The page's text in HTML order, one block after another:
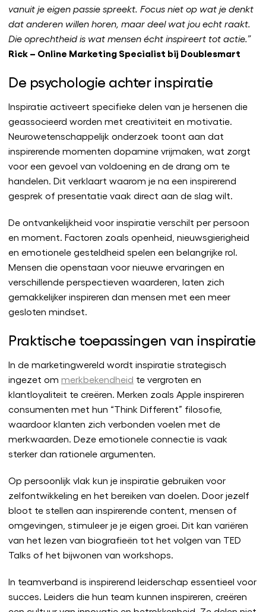
vanuit je eigen passie spreekt. Focus niet op wat je denkt
dat anderen willen horen, maar deel wat jou echt raakt.
Die oprechtheid is wat mensen écht inspireert tot actie.”
Rick – Online Marketing Specialist bij Doublesmart
De psychologie achter inspiratie
Inspiratie activeert specifieke delen van je hersenen die
geassocieerd worden met creativiteit en motivatie.
Neurowetenschappelijk onderzoek toont aan dat
inspirerende momenten dopamine vrijmaken, wat zorgt
voor een gevoel van voldoening en de drang om te
handelen. Dit verklaart waarom je na een inspirerend
gesprek of presentatie vaak direct aan de slag wilt.
De ontvankelijkheid voor inspiratie verschilt per persoon
en moment. Factoren zoals openheid, nieuwsgierigheid
en emotionele gesteldheid spelen een belangrijke rol.
Mensen die openstaan voor nieuwe ervaringen en
verschillende perspectieven waarderen, laten zich
gemakkelijker inspireren dan mensen met een meer
gesloten mindset.
Praktische toepassingen van inspiratie
In de marketingwereld wordt inspiratie strategisch
ingezet om merkbekendheid te vergroten en
klantloyaliteit te creëren. Merken zoals Apple inspireren
consumenten met hun “Think Different” filosofie,
waardoor klanten zich verbonden voelen met de
merkwaarden. Deze emotionele connectie is vaak
sterker dan rationele argumenten.
Op persoonlijk vlak kun je inspiratie gebruiken voor
zelfontwikkeling en het bereiken van doelen. Door jezelf
bloot te stellen aan inspirerende content, mensen of
omgevingen, stimuleer je je eigen groei. Dit kan variëren
van het lezen van biografieën tot het volgen van TED
Talks of het bijwonen van workshops.
In teamverband is inspirerend leiderschap essentieel voor
succes. Leiders die hun team kunnen inspireren, creëren